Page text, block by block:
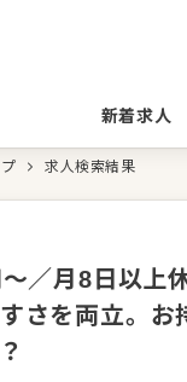
新着求人
求人検索結果
〜／月8日以上
さを両立。